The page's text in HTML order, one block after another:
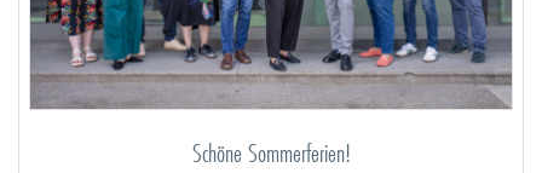
Schöne Sommerferien!